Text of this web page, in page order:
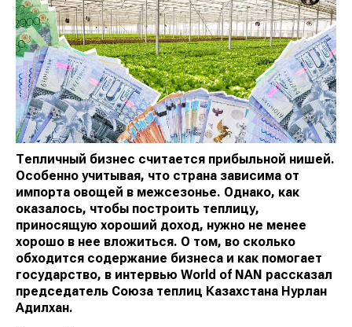
Тепличный бизнес считается прибыльной нишей.
Особенно учитывая, что страна зависима от
импорта овощей в межсезонье. Однако, как
оказалось, чтобы построить теплицу,
приносящую хороший доход, нужно не менее
хорошо в нее вложиться. О том, во сколько
обходится содержание бизнеса и как помогает
государство, в интервью World of NAN рассказал
председатель Союза теплиц Казахстана Нурлан
Адилхан.